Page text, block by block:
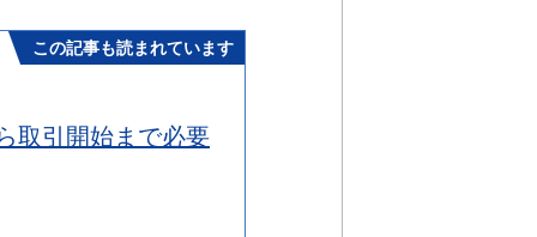
この記事も読まれています
取引開始まで必要